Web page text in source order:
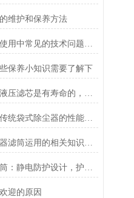
维护和保养方法
液压油滤芯在使用中常见的技术问题有哪些
保养小知识需要了解下
风电英德诺曼液压滤芯是有寿命的，所以需要知道他的更换操作流程
滤芯除尘器与传统袋式除尘器的性能对比
水泥仓顶除尘器滤筒运用的相关知识有必要学习下
防静电滤芯滤筒：静电防护设计，护航工业过滤安全运行
迎的原因